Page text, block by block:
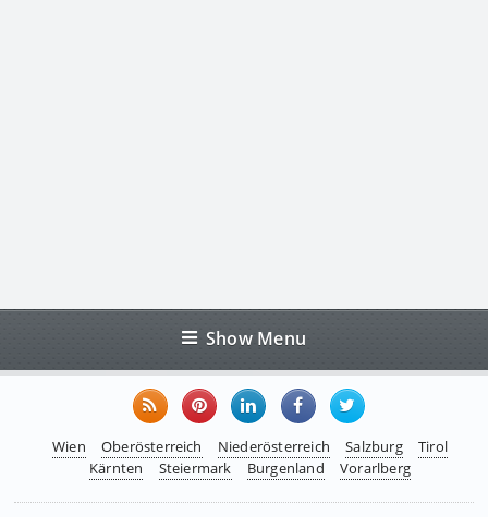
Show Menu
Wien Oberösterreich Niederösterreich Salzburg
Tirol
Kärnten
Steiermark Burgenland Vorarlberg